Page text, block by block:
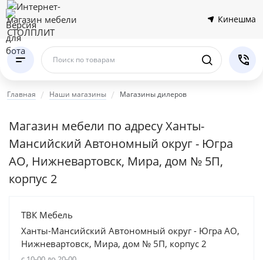
Кинешма
Поиск по товарам
Главная Наши магазины Магазины дилеров
Магазин мебели по адресу Ханты-
Мансийский Автономный округ - Югра
АО, Нижневартовск, Мира, дом № 5П,
корпус 2
ТВК Мебель
Ханты-Мансийский Автономный округ - Югра АО,
Нижневартовск, Мира, дом № 5П, корпус 2